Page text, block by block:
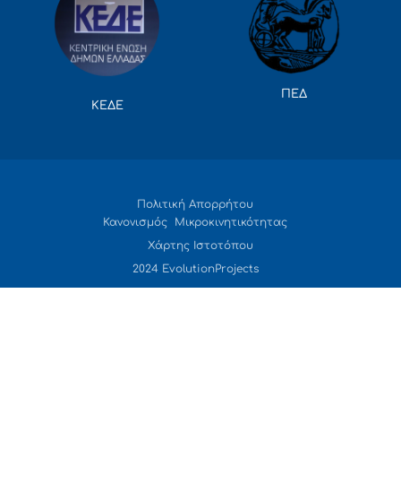
ΚΕΔΕ
ΠΕΔ
Πολιτική Απορρήτου
Κανονισμός Μικροκινητικότητας
Χάρτης Ιστοτόπου
2024 EvolutionProjects